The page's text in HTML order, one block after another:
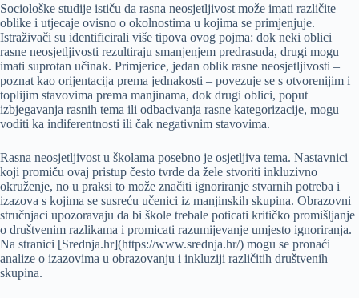
Sociološke studije ističu da rasna neosjetljivost može imati različite
oblike i utjecaje ovisno o okolnostima u kojima se primjenjuje.
Istraživači su identificirali više tipova ovog pojma: dok neki oblici
rasne neosjetljivosti rezultiraju smanjenjem predrasuda, drugi mogu
imati suprotan učinak. Primjerice, jedan oblik rasne neosjetljivosti –
poznat kao orijentacija prema jednakosti – povezuje se s otvorenijim i
toplijim stavovima prema manjinama, dok drugi oblici, poput
izbjegavanja rasnih tema ili odbacivanja rasne kategorizacije, mogu
voditi ka indiferentnosti ili čak negativnim stavovima.
Rasna neosjetljivost u školama posebno je osjetljiva tema. Nastavnici
koji promiču ovaj pristup često tvrde da žele stvoriti inkluzivno
okruženje, no u praksi to može značiti ignoriranje stvarnih potreba i
izazova s kojima se susreću učenici iz manjinskih skupina. Obrazovni
stručnjaci upozoravaju da bi škole trebale poticati kritičko promišljanje
o društvenim razlikama i promicati razumijevanje umjesto ignoriranja.
Na stranici [Srednja.hr](https://www.srednja.hr/) mogu se pronaći
analize o izazovima u obrazovanju i inkluziji različitih društvenih
skupina.